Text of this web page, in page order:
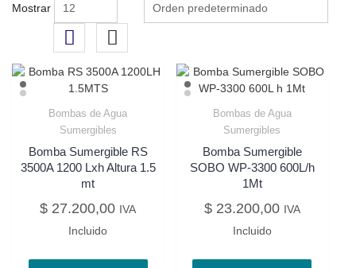
Mostrar
Bombas de Agua
Sumergibles
Bomba Sumergible RS
3500A 1200 Lxh Altura 1.5
mt
$ 27.200,00 IVA
Incluido
Bombas de Agua
Sumergibles
Bomba Sumergible
SOBO WP-3300 600L/h
1Mt
$23.200,00 IVA
Incluido